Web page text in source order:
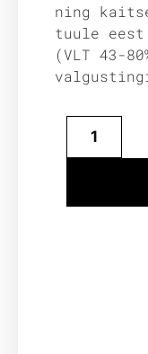
ning
tuule
(VLT 43-